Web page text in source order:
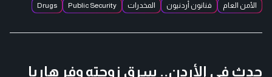
الأمن العام فنانون أردنيون المخدرات Public Security
Drugs
حدث في الأردن.. سرق زوجته وفر هاربا